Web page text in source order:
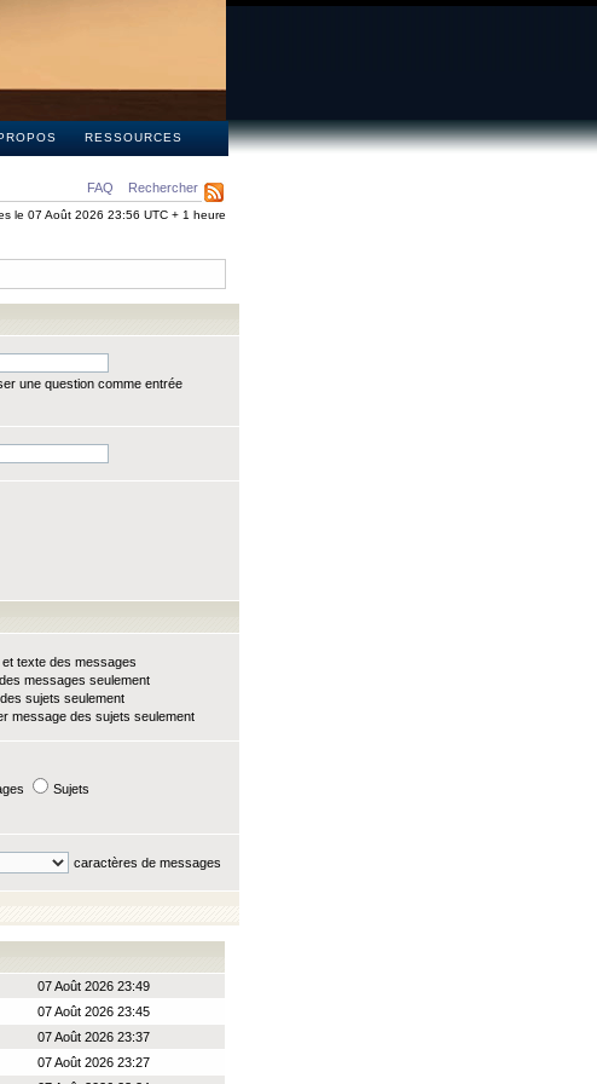
RESSOURCES
FAQ Rechercher
le 07 Août 2026 23:56 UTC + 1 heure
une question comme entrée
et texte des messages
messages seulement
sujets seulement
message des sujets seulement
Sujets
caractères de messages
07 Août 2026 23:49
07 Août 2026 23:45
07 Août 2026 23:37
07 Août 2026 23:27